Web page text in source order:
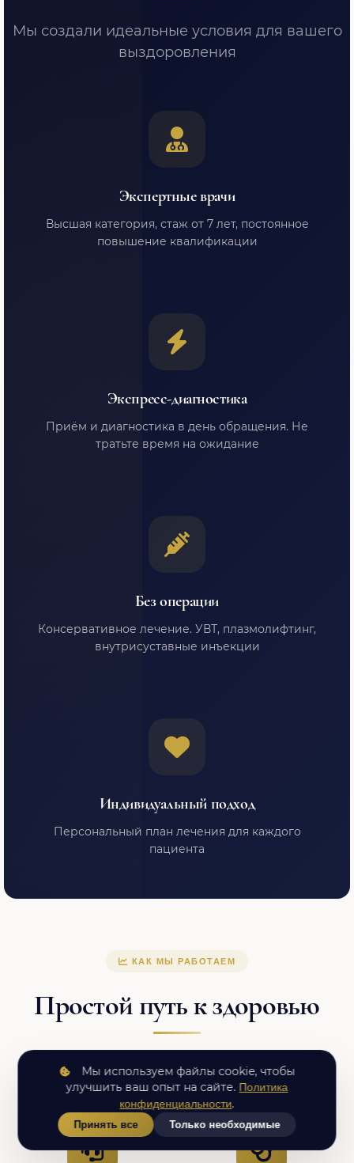
Мы создали идеальные условия для вашего
выздоровления
Экспертные врачи
Высшая категория, стаж от 7 лет, постоянное
повышение квалификации
Экспресс-диагностика
Приём и диагностика в день обращения. Не
тратьте время на ожидание
Без операции
Консервативное лечение. УВТ, плазмолифтинг,
внутрисуставные инъекции
Индивидуальный подход
Персональный план лечения для каждого
пациента
КАК МЫ РАБОТАЕМ
Простой путь к здоровью
Мы ценим ваше время и доверие
Мы используем файлы cookie, чтобы
улучшить ваш опыт на сайте. Политика
конфиденциальности.
Принять все Только необходимые